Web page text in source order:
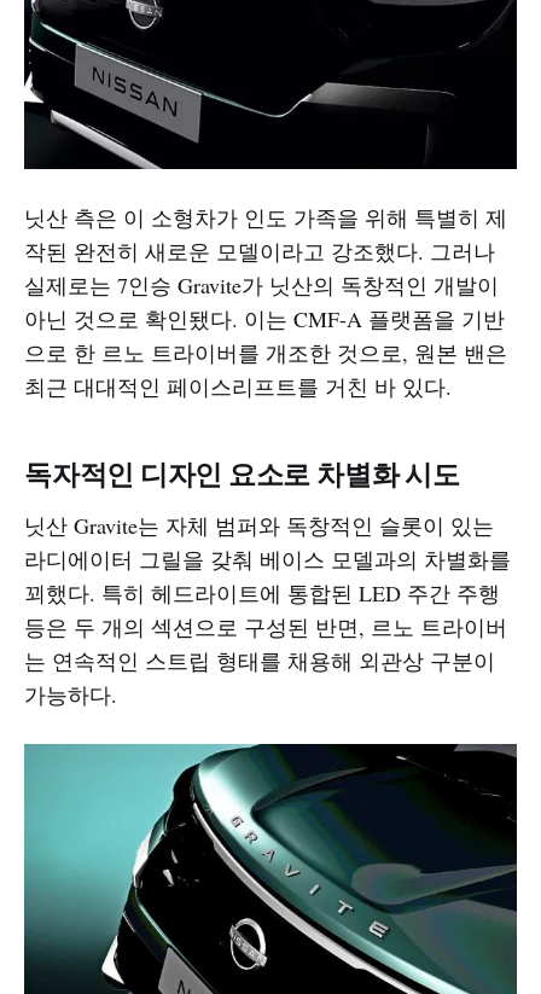
닛산 측은 이 소형차가 인도 가족을 위해 특별히 제
작된 완전히 새로운 모델이라고 강조했다. 그러나
실제로는 7인승 Gravite가 닛산의 독창적인 개발이
아닌 것으로 확인됐다. 이는 CMF-A 플랫폼을 기반
으로 한 르노 트라이버를 개조한 것으로, 원본 밴은
최근 대대적인 페이스리프트를 거친 바 있다.
독자적인 디자인 요소로 차별화 시도
닛산 Gravite는 자체 범퍼와 독창적인 슬롯이 있는
라디에이터 그릴을 갖춰 베이스 모델과의 차별화를
꾀했다. 특히 헤드라이트에 통합된 LED 주간 주행
등은 두 개의 섹션으로 구성된 반면, 르노 트라이버
는 연속적인 스트립 형태를 채용해 외관상 구분이
가능하다.